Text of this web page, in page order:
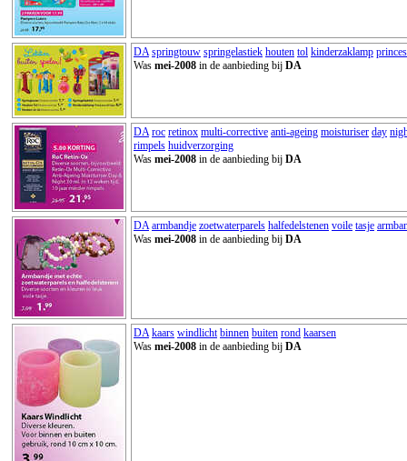
DA springtouw springelastiek houten tol kinderzaklamp
Was mei-2008 in de aanbieding bij DA
DA roc retinox multi-corrective anti-ageing moisturiser day
rimpels huidverzorging
Was mei-2008 in de aanbieding bij DA
DA armbandje zoetwaterparels halfedelstenen voile tasje
Was mei-2008 in de aanbieding bij DA
DA kaars windlicht binnen buiten rond kaarsen
Was mei-2008 in de aanbieding bij DA